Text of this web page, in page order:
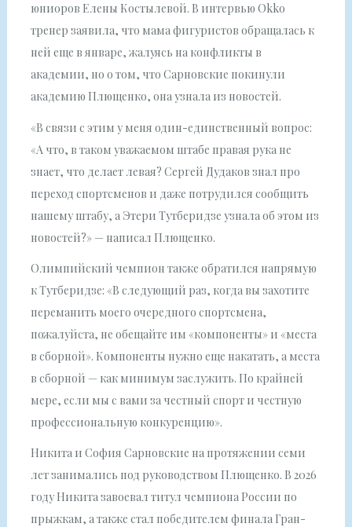
юниоров Елены Костылевой. В интервью Okko
тренер заявила, что мама фигуристов обращалась к
ней еще в январе, жалуясь на конфликты в
академии, но о том, что Сарновские покинули
академию Плющенко, она узнала из новостей.
«В связи с этим у меня один-единственный вопрос:
«А что, в таком уважаемом штабе правая рука не
знает, что делает левая? Сергей Дудаков знал про
переход спортсменов и даже потрудился сообщить
нашему штабу, а Этери Тутберидзе узнала об этом из
новостей?» — написал Плющенко.
Олимпийский чемпион также обратился напрямую
к Тутберидзе: «В следующий раз, когда вы захотите
переманить моего очередного спортсмена,
пожалуйста, не обещайте им «компоненты» и «места
в сборной». Компоненты нужно еще накатать, а места
в сборной — как минимум заслужить. По крайней
мере, если мы с вами за честный спорт и честную
профессиональную конкуренцию».
Никита и София Сарновские на протяжении семи
лет занимались под руководством Плющенко. В 2026
году Никита завоевал титул чемпиона России по
прыжкам, а также стал победителем финала Гран-